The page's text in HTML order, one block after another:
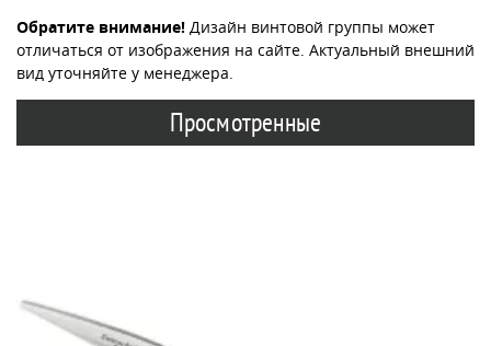
Обратите внимание! Дизайн винтовой группы может
отличаться от изображения на сайте. Актуальный внешний
вид уточняйте у менеджера.
Просмотренные